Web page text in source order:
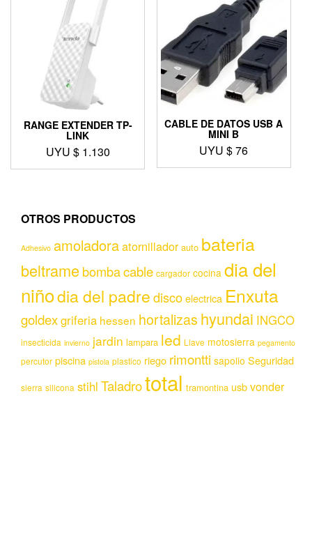
RANGE EXTENDER TP-
LINK
UYU $ 1.130
CABLE DE DATOS USB A
MINI B
UYU $76
OTROS PRODUCTOS
Adhesivo amoladoraatornillador auto bateria
beltramebombacable cargador cocina dia del
niñodia del padrediscoelectrica Enxuta
goldexgriferia hessen hortalizas hyundai INGCO
insecticida invierno jardin lampara led Llave motosierra pegamento
percutor piscina pistola plastico riego rimontti sapolio Seguridad
sierra silicona stihl Taladrototal tramontina usbvonder